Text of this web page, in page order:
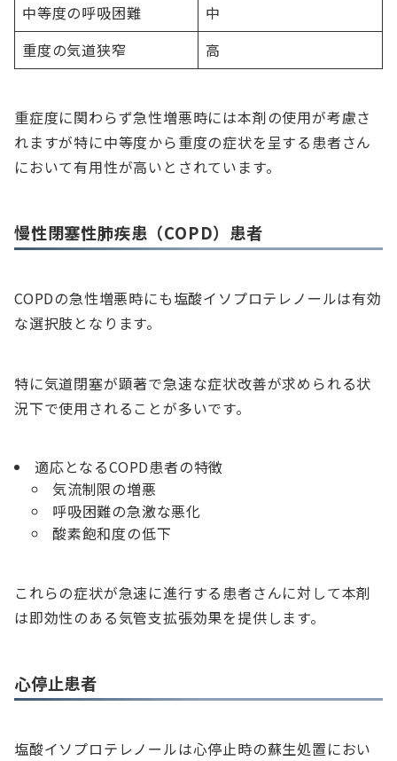
中等度の呼吸困難
中
重度の気道狭窄
高
重症度に関わらず急性増悪時には本剤の使用が考慮さ
れますが特に中等度から重度の症状を呈する患者さん
において有用性が高いとされています。
慢性閉塞性肺疾患（COPD）患者
COPDの急性増悪時にも塩酸イソプロテレノールは有効
な選択肢となります。
特に気道閉塞が顕著で急速な症状改善が求められる状
況下で使用されることが多いです。
適応となるCOPD患者の特徴
気流制限の増悪
呼吸困難の急激な悪化
酸素飽和度の低下
これらの症状が急速に進行する患者さんに対して本剤
は即効性のある気管支拡張効果を提供します。
心停止患者
塩酸イソプロテレノールは心停止時の蘇生処置におい